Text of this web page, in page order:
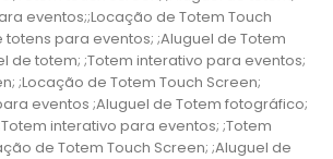
eventos;;Locação de Totem Touch
totens para eventos; ;Aluguel de Totem
de totem; ;Totem interativo para eventos;
;Locação de Totem Touch Screen;
eventos ;Aluguel de Totem fotográfico;
interativo para eventos; ;Totem
de Totem Touch Screen; ;Aluguel de